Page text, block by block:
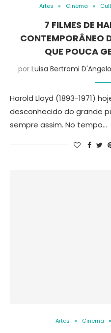
Artes Cinema
7 FILMES DE
CONTEMPORÂNEO
QUE POUCA
por Luisa Bertrami D'Angelo
Harold Lloyd (1893-1971)
desconhecido do grande
sempre assim. No tempo…
Artes Cinema